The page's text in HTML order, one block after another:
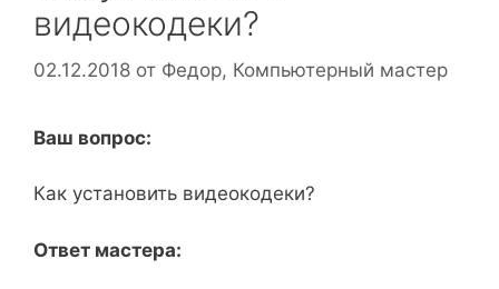
видеокодеки?
02.12.2018 от Федор, Компьютерный мастер
Ваш вопрос:
Как установить видеокодеки?
Ответ мастера: